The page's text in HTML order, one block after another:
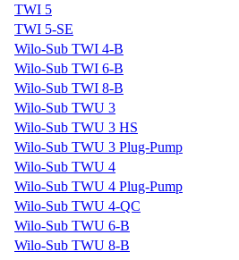
TWI 5
TWI 5-SE
Wilo-Sub TWI 4-B
Wilo-Sub TWI 6-B
Wilo-Sub TWI 8-B
Wilo-Sub TWU 3
Wilo-Sub TWU 3 HS
Wilo-Sub TWU 3 Plug-Pump
Wilo-Sub TWU 4
Wilo-Sub TWU 4 Plug-Pump
Wilo-Sub TWU 4-QC
Wilo-Sub TWU 6-B
Wilo-Sub TWU 8-B